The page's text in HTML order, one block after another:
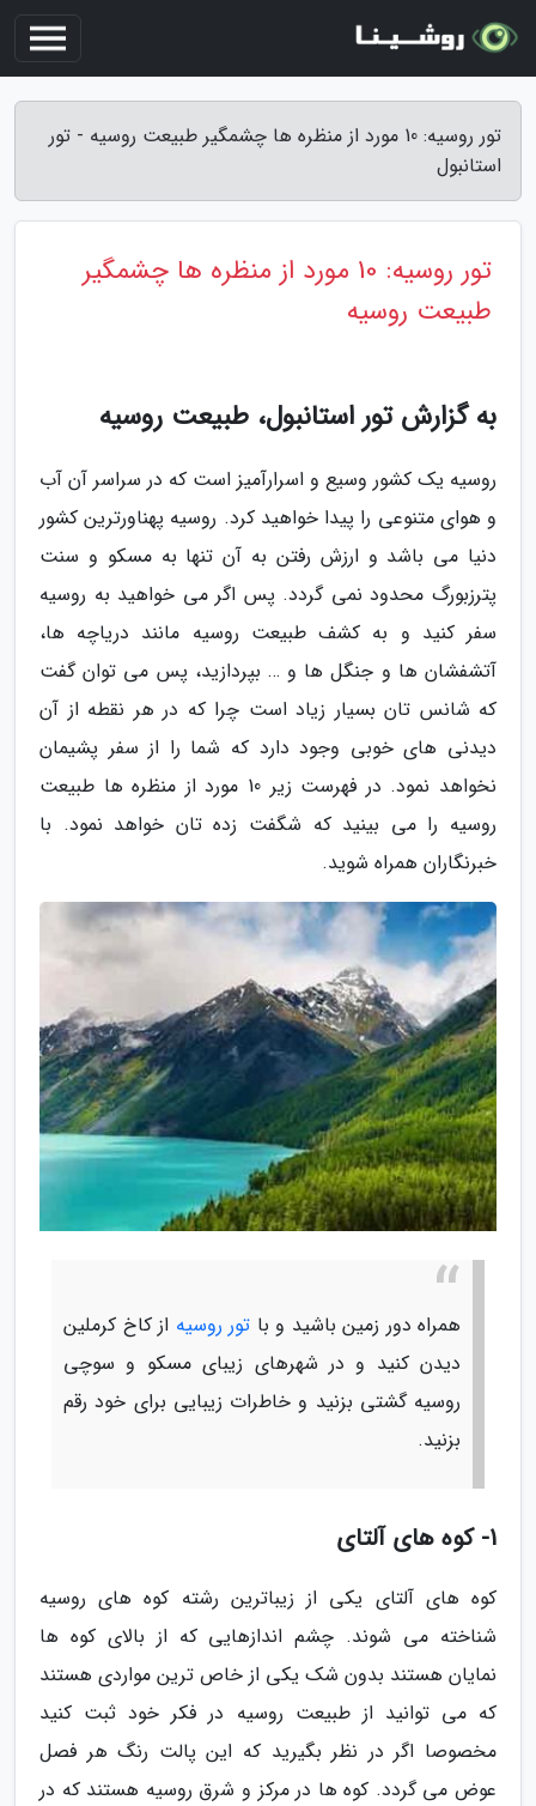
تور روسیه: 10 مورد از منظره ها چشمگیر طبیعت روسیه - تور
استانبول
تور روسیه: 10 مورد از منظره ها چشمگیر
طبیعت روسیه
به گزارش تور استانبول، طبیعت روسیه
روسیه یک کشور وسیع و اسرارآمیز است که در سراسر آن آب
و هوای متنوعی را پیدا خواهید کرد. روسیه پهناورترین کشور
دنیا می باشد و ارزش رفتن به آن تنها به مسکو و سنت
پترزبورگ محدود نمی گردد. پس اگر می خواهید به روسیه
سفر کنید و به کشف طبیعت روسیه مانند دریاچه ها،
آتشفشان ها و جنگل ها و … بپردازید، پس می توان گفت
که شانس تان بسیار زیاد است چرا که در هر نقطه از آن
دیدنی های خوبی وجود دارد که شما را از سفر پشیمان
نخواهد نمود. در فهرست زیر 10 مورد از منظره ها طبیعت
روسیه را می بینید که شگفت زده تان خواهد نمود. با
خبرنگاران همراه شوید.
همراه دور زمین باشید و با تور روسیه از کاخ کرملین
دیدن کنید و در شهرهای زیبای مسکو و سوچی
روسیه گشتی بزنید و خاطرات زیبایی برای خود رقم
بزنید.
1- کوه های آلتای
کوه های آلتای یکی از زیباترین رشته کوه های روسیه
شناخته می شوند. چشم اندازهایی که از بالای کوه ها
نمایان هستند بدون شک یکی از خاص ترین مواردی هستند
که می توانید از طبیعت روسیه در فکر خود ثبت کنید
مخصوصا اگر در نظر بگیرید که این پالت رنگ هر فصل
عوض می گردد. کوه ها در مرکز و شرق روسیه هستند که در